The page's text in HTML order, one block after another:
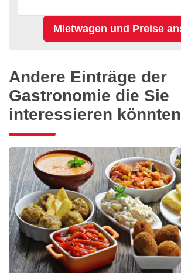
Andere Einträge der
Gastronomie die Sie
interessieren könnten